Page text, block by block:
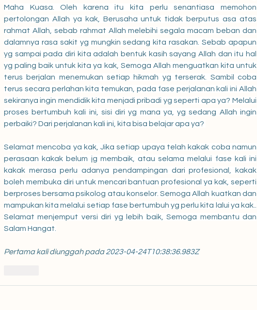
Maha Kuasa. Oleh karena itu kita perlu senantiasa memohon
pertolongan Allah ya kak, Berusaha untuk tidak berputus asa atas
rahmat Allah, sebab rahmat Allah melebihi segala macam beban dan
dalamnya rasa sakit yg mungkin sedang kita rasakan. Sebab apapun
yg sampai pada diri kita adalah bentuk kasih sayang Allah dan itu hal
yg paling baik untuk kita ya kak, Semoga Allah menguatkan kita untuk
terus berjalan menemukan setiap hikmah yg terserak. Sambil coba
terus secara perlahan kita temukan, pada fase perjalanan kali ini Allah
sekiranya ingin mendidik kita menjadi pribadi yg seperti apa ya? Melalui
proses bertumbuh kali ini, sisi diri yg mana ya, yg sedang Allah ingin
perbaiki? Dari perjalanan kali ini, kita bisa belajar apa ya?
Selamat mencoba ya kak, Jika setiap upaya telah kakak coba namun
perasaan kakak belum jg membaik, atau selama melalui fase kali ini
kakak merasa perlu adanya pendampingan dari profesional, kakak
boleh membuka diri untuk mencari bantuan profesional ya kak, seperti
berproses bersama psikolog atau konselor. Semoga Allah kuatkan dan
mampukan kita melalui setiap fase bertumbuh yg perlu kita lalui ya kak..
Selamat menjemput versi diri yg lebih baik, Semoga membantu dan
Salam Hangat.
Pertama kali diunggah pada 2023-04-24T10:38:36.983Z